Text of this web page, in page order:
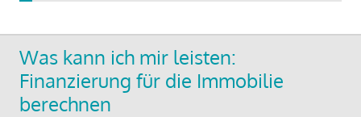
Was kann ich mir leisten:
Finanzierung für die Immobilie
berechnen